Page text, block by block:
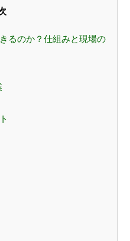
るのか？仕組みと現場の